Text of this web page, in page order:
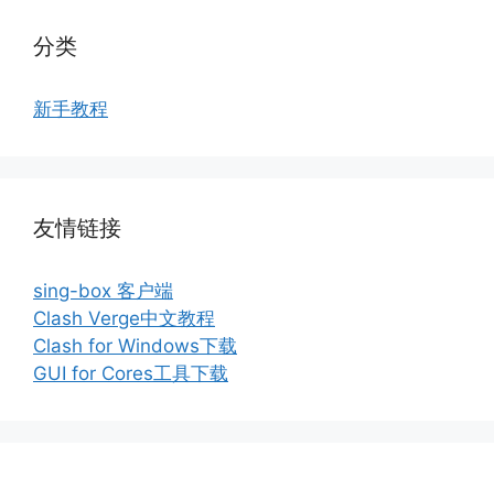
分类
新手教程
友情链接
sing-box 客户端
Clash Verge中文教程
Clash for Windows下载
GUI for Cores工具下载